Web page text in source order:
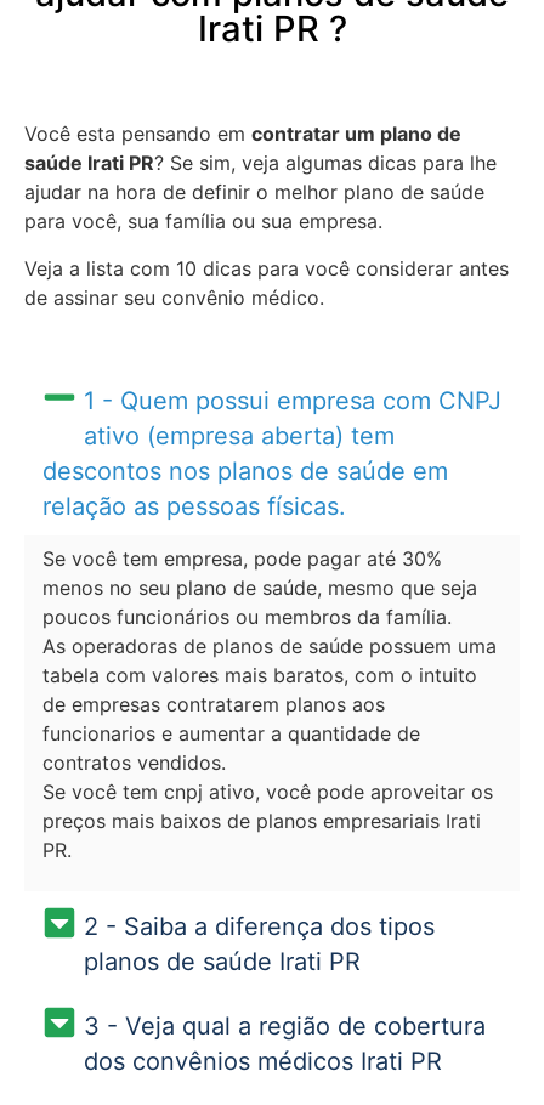
Irati PR ?
Você esta pensando em contratar um plano de
saúde Irati PR? Se sim, veja algumas dicas para lhe
ajudar na hora de definir o melhor plano de saúde
para você, sua família ou sua empresa.
Veja a lista com 10 dicas para você considerar antes
de assinar seu convênio médico.
1 - Quem possui empresa com CNPJ
ativo (empresa aberta) tem
descontos nos planos de saúde em
relação as pessoas físicas.
Se você tem empresa, pode pagar até 30%
menos no seu plano de saúde, mesmo que seja
poucos funcionários ou membros da família.
As operadoras de planos de saúde possuem uma
tabela com valores mais baratos, com o intuito
de empresas contratarem planos aos
funcionarios e aumentar a quantidade de
contratos vendidos.
Se você tem cnpj ativo, você pode aproveitar os
preços mais baixos de planos empresariais Irati
PR.
2 - Saiba a diferença dos tipos
planos de saúde Irati PR
3 - Veja qual a região de cobertura
dos convênios médicos Irati PR